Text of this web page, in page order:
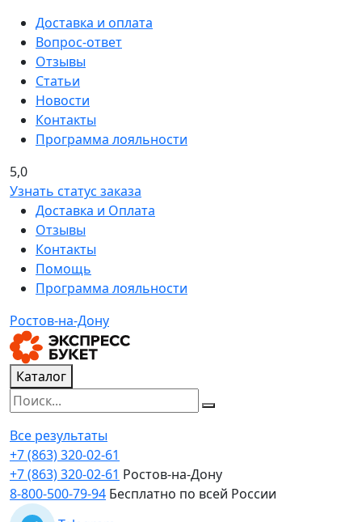
Доставка и оплата
Вопрос-ответ
Отзывы
Статьи
Новости
Контакты
Программа лояльности
5,0
Узнать статус заказа
Доставка и Оплата
Отзывы
Контакты
Помощь
Программа лояльности
Ростов-на-Дону
Каталог
Все результаты
+7 (863) 320-02-61
+7 (863) 320-02-61 Ростов-на-Дону
8-800-500-79-94 Бесплатно по всей России